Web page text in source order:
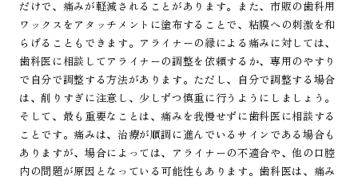
だけで、痛みが軽減されることがあります。また、市販の歯科用
ワックスをアタッチメントに塗布することで、粘膜への刺激を和
らげることもできます。アライナーの縁による痛みに対しては、
歯科医に相談してアライナーの調整を依頼するか、専用のやすり
で自分で調整する方法があります。ただし、自分で調整する場合
は、削りすぎに注意し、少しずつ慎重に行うようにしましょう。
そして、最も重要なことは、痛みを我慢せずに歯科医に相談する
ことです。痛みは、治療が順調に進んでいるサインである場合も
ありますが、場合によっては、アライナーの不適合や、他の口腔
内の問題が原因となっている可能性もあります。歯科医は、痛み